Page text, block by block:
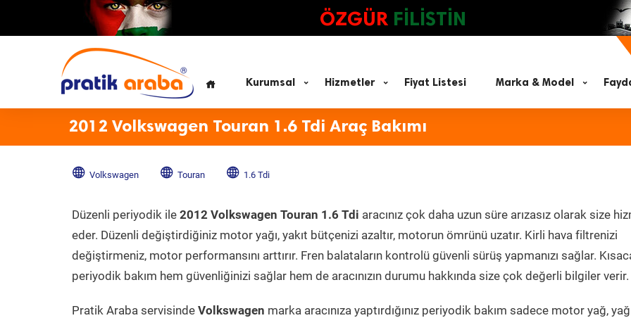
ÖZGÜR FİLİSTİN
Kurumsal Hizmetler Fiyat Listesi Marka & Model
2012 Volkswagen Touran 1.6 Tdi Araç Bakımı
Volkswagen Touran 1.6 Tdi
Düzenli periyodik ile 2012 Volkswagen Touran 1.6 Tdi aracınız çok daha uzun süre arızasız olarak size
eder. Düzenli değiştirdiğiniz motor yağı, yakıt bütçenizi azaltır, motorun ömrünü uzatır. Kirli hava filtrenizi
değiştirmeniz, motor performansını arttırır. Fren balataların kontrolü güvenli sürüş yapmanızı sağlar.
periyodik bakım hem güvenliğinizi sağlar hem de aracınızın durumu hakkında size çok değerli bilgiler verir.
Pratik Araba servisinde Volkswagen marka aracınıza yaptırdığınız periyodik bakım sadece motor yağ, yağ